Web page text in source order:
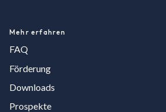
Mehr erfahren
FAQ
Förderung
Downloads
Prospekte